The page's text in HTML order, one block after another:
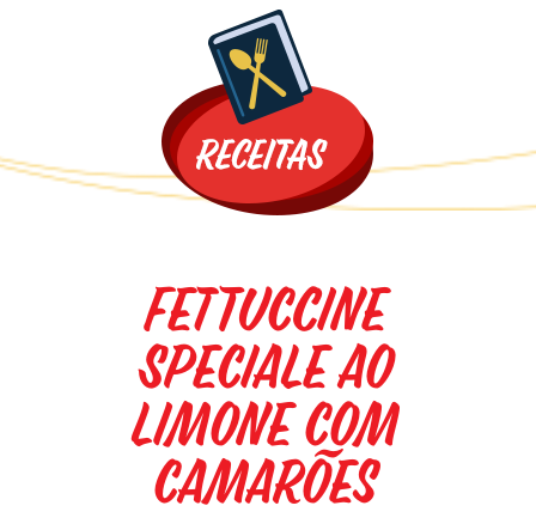
Fettuccine
Speciale ao
limone com
camarões